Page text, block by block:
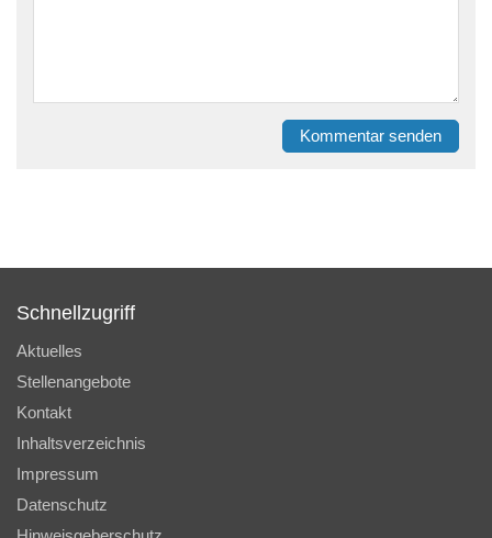
Kommentar senden
Schnellzugriff
Aktuelles
Stellenangebote
Kontakt
Inhaltsverzeichnis
Impressum
Datenschutz